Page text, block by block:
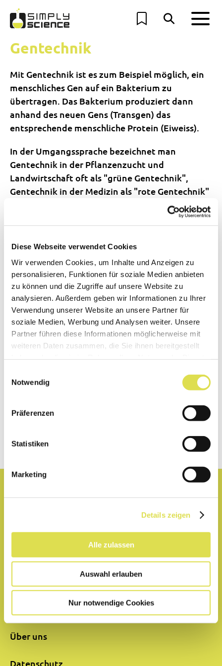
Diese Webseite verwendet Cookies
Wir verwenden Cookies, um Inhalte und Anzeigen zu
personalisieren, Funktionen für soziale Medien anbieten
zu können und die Zugriffe auf unsere Website zu
analysieren. Außerdem geben wir Informationen zu Ihrer
Verwendung unserer Website an unsere Partner für
soziale Medien, Werbung und Analysen weiter. Unsere
Partner führen diese Informationen möglicherweise mit
weiteren Daten zusammen, die Sie ihnen bereitgestellt
Notwendig
Präferenzen
Statistiken
Marketing
Details zeigen
Alle zulassen
Auswahl erlauben
Nur notwendige Cookies
Gentechnik
Mit Gentechnik ist es zum Beispiel möglich, ein
menschliches Gen auf ein Bakterium zu
übertragen. Das Bakterium produziert dann
anhand des neuen Gens (Transgen) das
entsprechende menschliche Protein (Eiweiss).
In der Umgangssprache bezeichnet man
Gentechnik in der Pflanzenzucht und
Landwirtschaft oft als "grüne Gentechnik",
Gentechnik in der Medizin als "rote Gentechnik"
und Gentechnik in der industriellen Produktion
zurück
Unser Newsletter versorgt dich mit
spannenden Neuigkeiten aus der Welt der
Naturwissenschaft und Technik.
Lexikon
Hilfe
Über uns
Datenschutz